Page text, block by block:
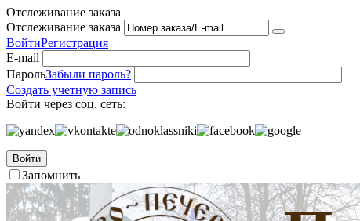
Отслеживание заказа
Отслеживание заказа
ВойтиРегистрация
E-mail
ПарольЗабыли пароль?
Создать учетную запись
Войти через соц. сеть:
Войти
Запомнить